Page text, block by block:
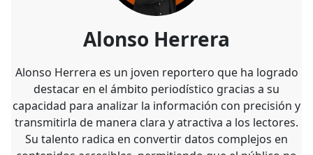
Alonso Herrera
Alonso Herrera es un joven reportero que ha logrado
destacar en el ámbito periodístico gracias a su
capacidad para analizar la información con precisión y
transmitirla de manera clara y atractiva a los lectores.
Su talento radica en convertir datos complejos en